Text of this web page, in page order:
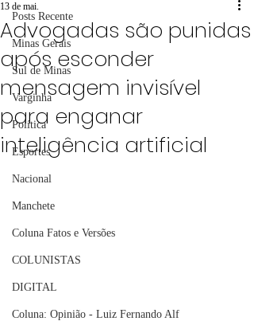
Posts Recente
Minas Gerais
Sul de Minas
Varginha
Política
Esportes
Nacional
Manchete
Coluna Fatos e Versões
COLUNISTAS
DIGITAL
Coluna: Opinião - Luiz Fernando Alf
Advogadas são punidas
após esconder
mensagem invisível
para enganar
inteligência artificial
13 de mai.